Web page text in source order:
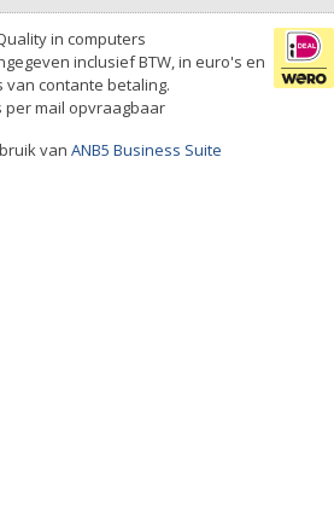
in computers
inclusief BTW, in euro's en
contante betaling.
per mail opvraagbaar
van ANB5 Business Suite